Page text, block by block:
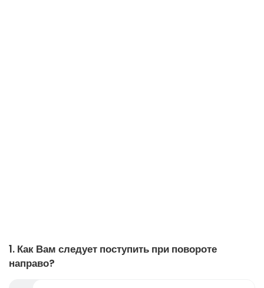
1. Как Вам следует поступить при повороте
направо?